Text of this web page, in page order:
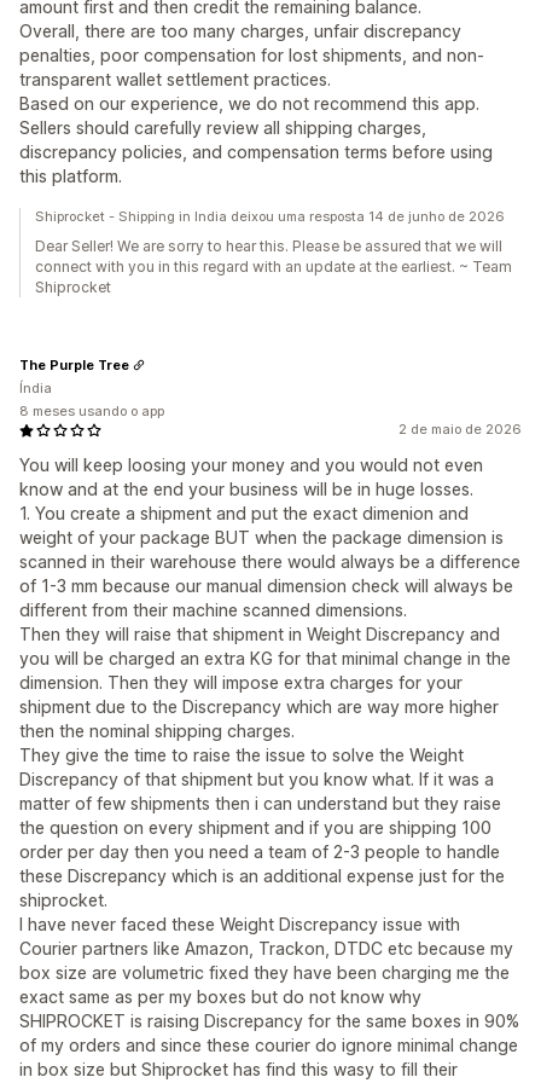
amount first and then credit the remaining balance.
Overall, there are too many charges, unfair discrepancy
penalties, poor compensation for lost shipments, and non-
transparent wallet settlement practices.
Based on our experience, we do not recommend this app.
Sellers should carefully review all shipping charges,
discrepancy policies, and compensation terms before using
this platform.
Shiprocket - Shipping in India deixou uma resposta 14 de junho de 2026
Dear Seller! We are sorry to hear this. Please be assured that we will
connect with you in this regard with an update at the earliest. ~ Team
Shiprocket
2 de maio de 2026
You will keep loosing your money and you would not even
know and at the end your business will be in huge losses.
1. You create a shipment and put the exact dimenion and
weight of your package BUT when the package dimension is
scanned in their warehouse there would always be a difference
of 1-3 mm because our manual dimension check will always be
different from their machine scanned dimensions.
Then they will raise that shipment in Weight Discrepancy and
you will be charged an extra KG for that minimal change in the
dimension. Then they will impose extra charges for your
shipment due to the Discrepancy which are way more higher
then the nominal shipping charges.
They give the time to raise the issue to solve the Weight
Discrepancy of that shipment but you know what. If it was a
matter of few shipments then i can understand but they raise
the question on every shipment and if you are shipping 100
order per day then you need a team of 2-3 people to handle
these Discrepancy which is an additional expense just for the
shiprocket.
I have never faced these Weight Discrepancy issue with
Courier partners like Amazon, Trackon, DTDC etc because my
box size are volumetric fixed they have been charging me the
exact same as per my boxes but do not know why
SHIPROCKET is raising Discrepancy for the same boxes in 90%
of my orders and since these courier do ignore minimal change
in box size but Shiprocket has find this wasy to fill their
The Purple Tree
Índia
8 meses usando o app